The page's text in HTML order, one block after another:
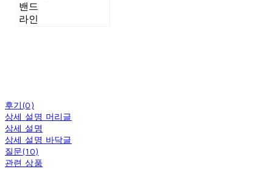
밴드
라인
후기(0)
상세 설명 머리글
상세 설명
상세 설명 바닥글
질문(10)
관련 상품